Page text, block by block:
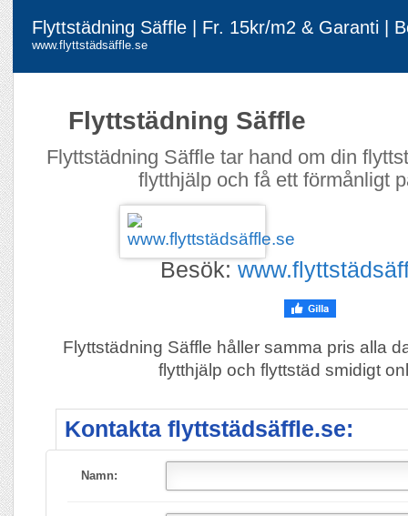
Flyttstädning Säffle | Fr. 15kr/m2 & Garanti |
www.flyttstädsäffle.se
Flyttstädning Säffle
Flyttstädning Säffle tar hand om din
flytthjälp och få ett förmånligt
Besök:
Flyttstädning Säffle håller samma pris alla
flytthjälp och flyttstäd smidigt
Kontakta flyttstädsäffle.se:
Namn: